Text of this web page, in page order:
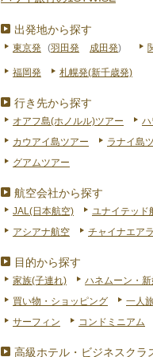
出発地から探す
東京発 (羽田発 成田発)
福岡発 札幌発(新千歳発)
行き先から探す
オアフ島(ホノルル)ツアー ハ
カウアイ島ツアー
ラナイ島
グアムツアー
航空会社から探す
JAL(日本航空) ユナイテッド
アシアナ航空
チャイナエア
目的から探す
家族(子連れ) ハネムーン・
買い物・ショッピング
一人旅
サーフィン
コンドミニアム
高級ホテル・ビジネスクラ